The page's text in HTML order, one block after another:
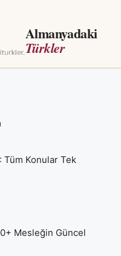
Almanyadaki
Türkler
Tüm Konular Tek
Mesleğin Güncel